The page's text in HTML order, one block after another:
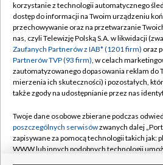
TVP
Abonament TVP
Emisja w TVP
Centrum informacji TVP
Naziemna Telewizja Cyfrowa
Rada Programowa
System NOS
Regulamin
Polityka
Moje
Pomoc
Kontakt
korzystanie z technologii automatycznego
dostęp do informacji na Twoim urządzeniu
przechowywanie oraz na przetwarzanie
nas, czyli Telewizję Polską S.A. w likwidacji
Zaufanych Partnerów z IAB* (1201 firm) oraz
Partnerów TVP (93 firm), w celach
zautomatyzowanego dopasowania reklam do
mierzenia ich skuteczności) i pozostałych,
także zgody na udostępnianie przez nas
Twoje dane osobowe zbierane podczas
poszczególnych serwisówzwanych dalej
zapisywane za pomocą technologii takich jak:
WWW lub innych podobnych technologii